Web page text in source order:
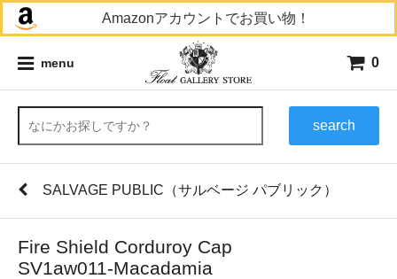
Amazonアカウントでお買い物！
menu 0
search
SALVAGE PUBLIC（サルベージ パブリック）
Fire Shield Corduroy Cap
SV1aw011-Macadamia